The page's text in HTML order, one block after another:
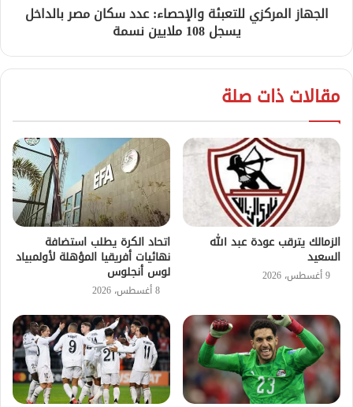
الجهاز المركزي للتعبئة والإحصاء: عدد سكان مصر بالداخل
يسجل 108 ملايين نسمة
مقالات ذات صلة
الزمالك يترقب عودة عبد الله
السعيد
9 أغسطس، 2026
اتحاد الكرة يطلب استضافة
نهائيات أفريقيا المؤهلة لأولمبياد
لوس أنجلوس
8 أغسطس، 2026